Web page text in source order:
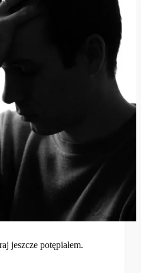
jeszcze potępiałem.